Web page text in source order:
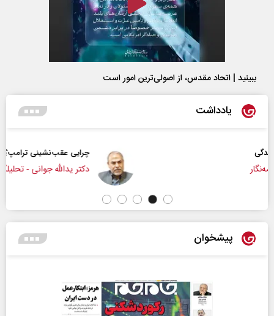
ببینید | اتحاد مقدس، از اصولی‌ترین امور است
یادداشت
چرایی عقب‌نشینی ترامپ؟
دکتر یدالله جوانی - تحلیلگر مسائل سیاسی
پیشخوان